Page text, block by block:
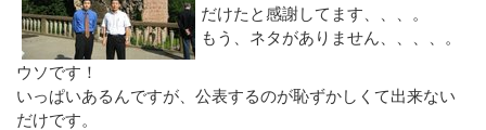
だけたと感謝してます、、、。
もう、ネタがありません、、、、。
ウソです！
いっぱいあるんですが、公表するのが恥ずかしくて出来ない
だけです。